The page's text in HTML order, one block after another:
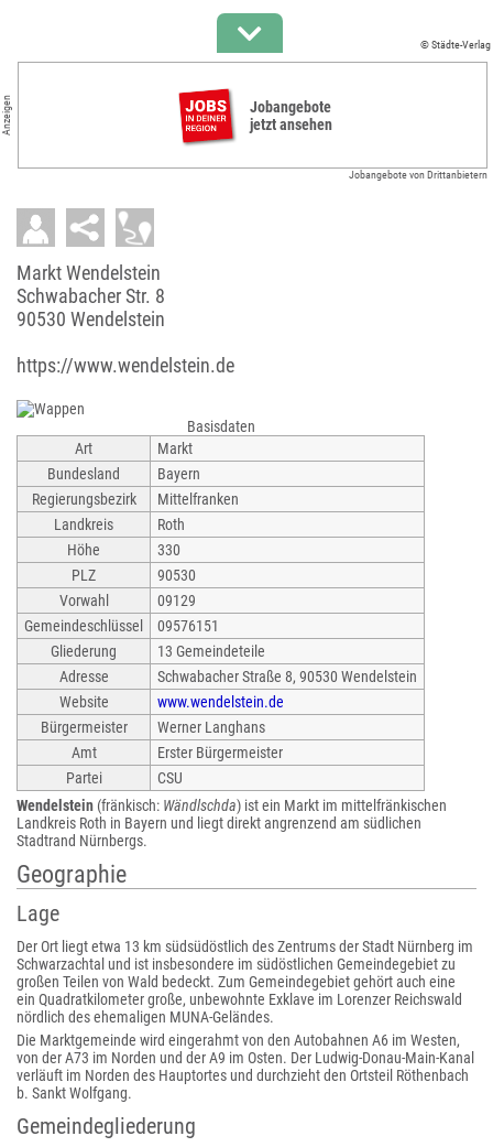
© Städte-Verlag
Anzeigen
Jobangebote
jetzt ansehen
Jobangebote von Drittanbietern
Markt Wendelstein
Schwabacher Str. 8
90530 Wendelstein
https://www.wendelstein.de
Basisdaten
Art
Markt
Bundesland
Bayern
Regierungsbezirk
Mittelfranken
Landkreis
Roth
Höhe
330
PLZ
90530
Vorwahl
09129
Gemeindeschlüssel
09576151
Gliederung
13 Gemeindeteile
Adresse
Schwabacher Straße 8, 90530 Wendelstein
Website
www.wendelstein.de
Bürgermeister
Werner Langhans
Amt
Erster Bürgermeister
Partei
CSU
Wendelstein (fränkisch: Wändlschda) ist ein Markt im mittelfränkischen
Landkreis Roth in Bayern und liegt direkt angrenzend am südlichen
Stadtrand Nürnbergs.
Geographie
Lage
Der Ort liegt etwa 13 km südsüdöstlich des Zentrums der Stadt Nürnberg im
Schwarzachtal und ist insbesondere im südöstlichen Gemeindegebiet zu
großen Teilen von Wald bedeckt. Zum Gemeindegebiet gehört auch eine
ein Quadratkilometer große, unbewohnte Exklave im Lorenzer Reichswald
nördlich des ehemaligen MUNA-Geländes.
Die Marktgemeinde wird eingerahmt von den Autobahnen A6 im Westen,
von der A73 im Norden und der A9 im Osten. Der Ludwig-Donau-Main-Kanal
verläuft im Norden des Hauptortes und durchzieht den Ortsteil Röthenbach
b. Sankt Wolfgang.
Gemeindegliederung